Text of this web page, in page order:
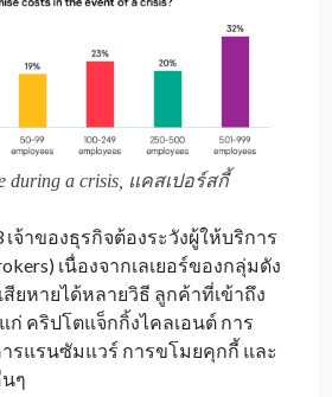
during a crisis, แคสเปอร์สกี้
จ้าของธุรกิจต้องระวังผู้ให้บริการ
เนื่องจากเลเยอร์ของกลุ่มดัง
สียหายได้หลายวิธี ลูกค้าที่เข้าถึง
ก่ คริปโตแจ็กกิ้งไคลเอนต์ การ
รแรนซัมแวร์ การขโมยคุกกี้ และ
ๆ